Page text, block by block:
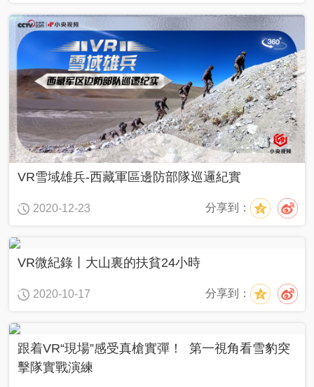
VR雪域雄兵-西藏軍區邊防部隊巡邏紀實
2020-12-23 分享到：
VR微紀錄丨大山裏的扶貧24小時
2020-10-17 分享到：
跟着VR“現場”感受真槍實彈！ 第一視角看雪豹突
擊隊實戰演練